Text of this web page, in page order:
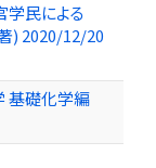
学民による
) 2020/12/20
基礎化学編